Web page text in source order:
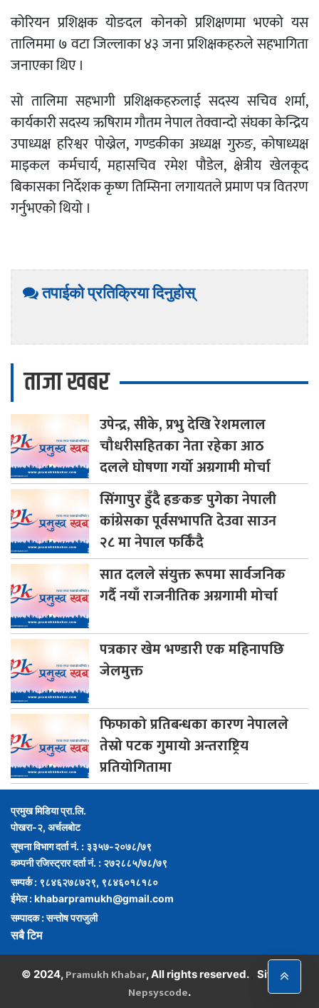
कोरियन प्रशिक्षक योङदल कोनको प्रशिक्षणमा भएको यस
तालिममा ७ वटा जिल्लाका ४३ जना प्रशिक्षकहरुले सहभागिता
जनाएका थिए ।
सो तालिमा सहभागी प्रशिक्षकहरुलाई सदस्य सचिव शर्मा,
कार्यकारी सदस्य ऋषिराम गौतम नेपाल तेक्वान्दो संघका केन्द्रिय
उपाध्यक्ष हरिश्वर पोख्रेल, गण्डकीका अध्यक्ष गुरुङ, कोषाध्यक्ष
माइकल कर्मचार्य, महासचिव रमेश पौडेल, क्षेत्रीय खेलकूद
बिकासका निर्देशक कृष्ण तिम्सिना लगायतले प्रमाण पत्र वितरण
गर्नुभएको थियो ।
तपाईको प्रतिक्रिया दिनुहोस्
ताजा खबर
उपेन्द्र,सीके, प्रभु देखि रेशमलाल
चौधरीसहितका नेता रहेका आठ
दलले घोषणा गर्यो अग्रगामी मोर्चा
सिंगापुरहुँदै हङकङ पुगेका नेपाली
कांग्रेसका पूर्वसभापति देउवा साउन
२८ मा नेपाल फर्किँदै
सातदलले संयुक्त रूपमा सार्वजनिक
गर्दै नयाँ राजनीतिक अग्रगामी मोर्चा
पत्रकारखेम भण्डारी एक महिनापछि
जेलमुक्त
फिफाकोप्रतिबन्धका कारण नेपालले
तेस्रो पटक गुमायो अन्तराष्ट्रिय
प्रतियोगितामा
प्रमुख मिडिया प्रा.लि.
पोखरा-२, अर्चलबोट
सूचना विभाग दर्ता नं. : ३३५७-२०७८/७९
कम्पनी रजिस्ट्रार दर्ता नं. : २७२८८५/७८/७९
सम्पर्क : ९८४६२७८७२९, ९८४६०१८१८०
ईमेल :khabarpramukh@gmail.com
सम्पादक : सन्तोष पराजुली
सबै टिम
© 2024, Pramukh Khabar, All rights reserved. Site By :
Nepsyscode.